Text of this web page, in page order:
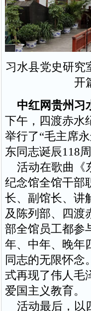
习水县党史研究
开
中红网贵州习
下午，四渡赤水
举行了“毛主席
东同志诞辰118周
活动在歌曲《
纪念馆全馆干部
长、副馆长、讲
及陈列部、四渡
部全馆员工都参
年、中年、晚年
同志的无限怀念
式再现了伟人毛
爱国主义教育。
活动最后，以